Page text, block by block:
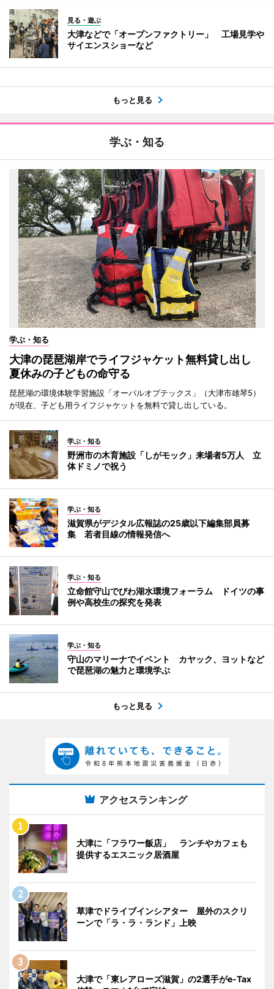
見る・遊ぶ
大津などで「オープンファクトリー」 工場見学や
サイエンスショーなど
もっと見る
学ぶ・知る
学ぶ・知る
大津の琵琶湖岸でライフジャケット無料貸し出し
夏休みの子どもの命守る
琵琶湖の環境体験学習施設「オーパルオプテックス」（大津市雄琴5）
が現在、子ども用ライフジャケットを無料で貸し出している。
学ぶ・知る
野洲市の木育施設「しがモック」来場者5万人 立
体ドミノで祝う
学ぶ・知る
滋賀県がデジタル広報誌の25歳以下編集部員募
集 若者目線の情報発信へ
学ぶ・知る
立命館守山でびわ湖水環境フォーラム ドイツの事
例や高校生の探究を発表
学ぶ・知る
守山のマリーナでイベント カヤック、ヨットなど
で琵琶湖の魅力と環境学ぶ
もっと見る
アクセスランキング
大津に「フラワー飯店」 ランチやカフェも
提供するエスニック居酒屋
草津でドライブインシアター 屋外のスクリ
ーンで「ラ・ラ・ランド」上映
大津で「東レアローズ滋賀」の2選手がe-Tax